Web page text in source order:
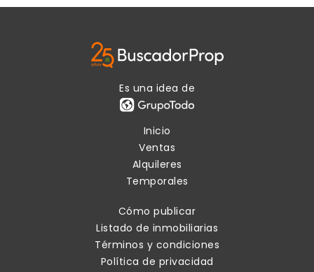
Es una idea de
Inicio
Ventas
Alquileres
Temporales
Cómo publicar
Listado de inmobiliarias
Términos y condiciones
Política de privacidad